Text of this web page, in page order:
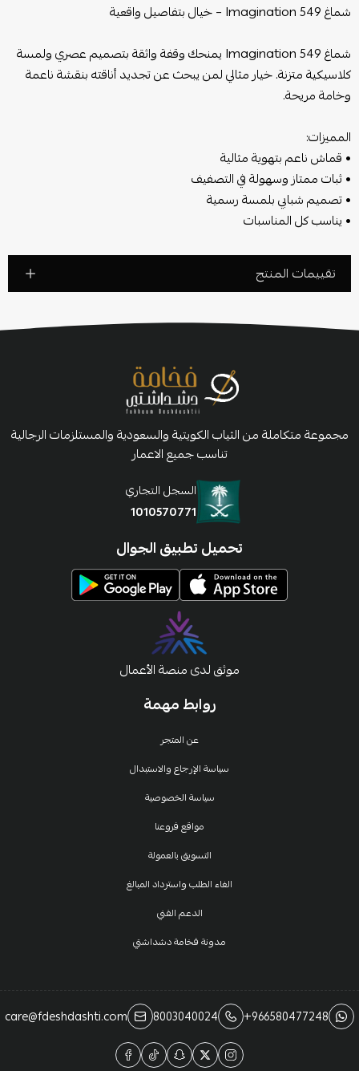
شماغ Imagination 549 – خيال بتفاصيل واقعية
شماغ Imagination 549 يمنحك وقفة واثقة بتصميم عصري ولمسة
كلاسيكية متزنة. خيار مثالي لمن يبحث عن تجديد أناقته بنقشة ناعمة
وخامة مريحة.
المميزات:
• قماش ناعم بتهوية مثالية
• ثبات ممتاز وسهولة في التصفيف
• تصميم شبابي بلمسة رسمية
• يناسب كل المناسبات
تقييمات المنتج
روابط مهمة
عن المتجر
سياسة الإرجاع والاستبدال
سياسة الخصوصية
مواقع فروعنا
التسويق بالعمولة
الغاء الطلب واسترداد المبالغ
الدعم الفني
مدونة فخامة دشداشتي
مجموعة متكاملة من الثياب الكويتية والسعودية والمستلزمات الرجالية
تناسب جميع الاعمار
السجل التجاري
1010570771
تحميل تطبيق الجوال
موثق لدى منصة الأعمال
+966580477248
8003040024
care@fdeshdashti.com